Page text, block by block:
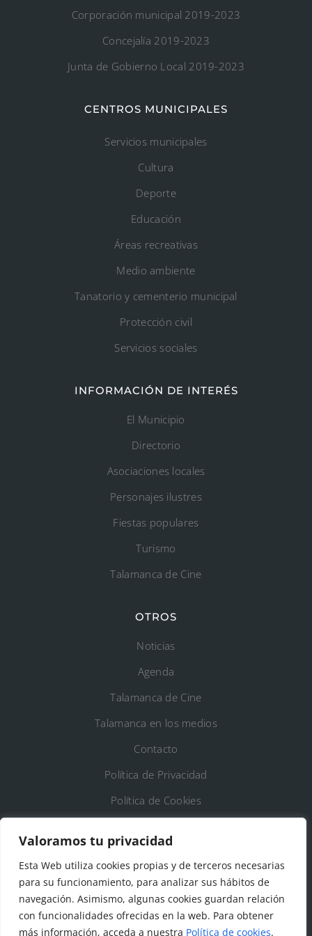
Valoramos tu privacidad
Esta Web utiliza cookies propias y de terceros necesarias
para su funcionamiento, para analizar sus hábitos de
navegación. Asimismo, algunas cookies guardan relación
con funcionalidades ofrecidas en la web. Para obtener
más información, acceda a nuestra Política de cookies.
Corporación municipal 2019-2023
Concejalía 2019-2023
Junta de Gobierno Local 2019-2023
CENTROS MUNICIPALES
Servicios municipales
Cultura
Deporte
Educación
Áreas recreativas
Medio ambiente
Tanatorio y cementerio municipal
Protección civil
Servicios sociales
INFORMACIÓN DE INTERÉS
El Municipio
Directorio
Asociaciones locales
Personajes ilustres
Fiestas populares
Turismo
Talamanca de Cine
OTROS
Noticias
Agenda
Talamanca de Cine
Talamanca en los medios
Contacto
Política de Privacidad
Política de Cookies
DATOS DE CONTACTO
Ayto. de Talamanca de Jarama
C/Fuente del Arca, 19 28160 Talamanca de